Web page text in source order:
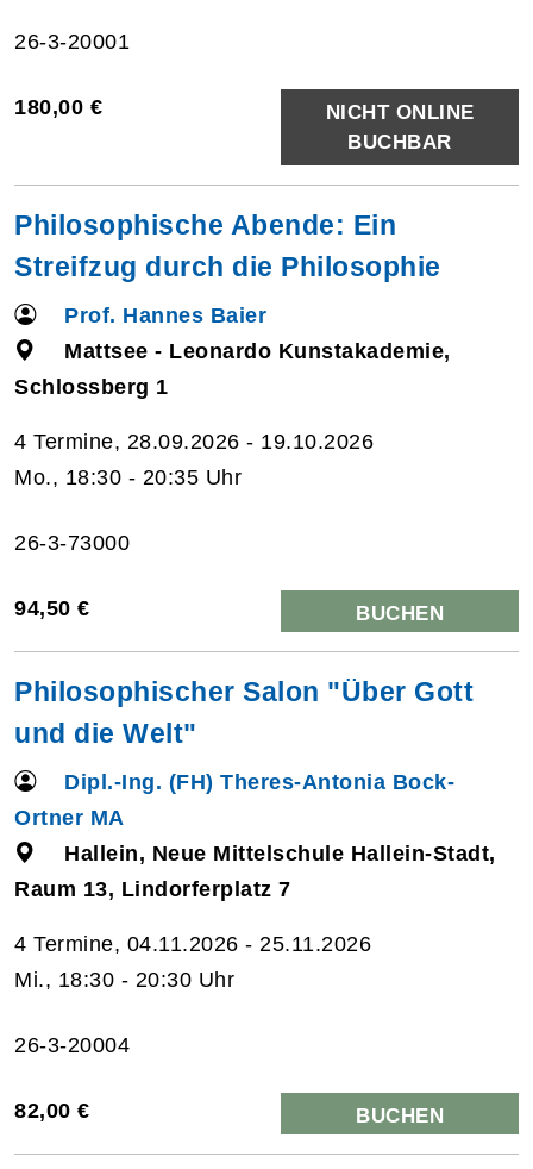
26-3-20001
180,00 €
NICHT ONLINE
BUCHBAR
Philosophische Abende: Ein
Streifzug durch die Philosophie
Prof. Hannes Baier
Mattsee - Leonardo Kunstakademie,
Schlossberg 1
4 Termine, 28.09.2026 - 19.10.2026
Mo., 18:30 - 20:35 Uhr
26-3-73000
94,50 € BUCHEN
Philosophischer Salon "Über Gott
und die Welt"
Dipl.-Ing. (FH) Theres-Antonia Bock-
Ortner MA
Hallein, Neue Mittelschule Hallein-Stadt,
Raum 13, Lindorferplatz 7
4 Termine, 04.11.2026 - 25.11.2026
Mi., 18:30 - 20:30 Uhr
26-3-20004
82,00 € BUCHEN